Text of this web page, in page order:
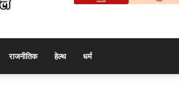
राजनीतिक हेल्थ धर्म